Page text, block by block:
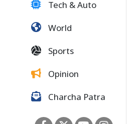
Tech & Auto
World
Sports
Opinion
Charcha Patra